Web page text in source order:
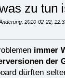
zu tun
2010-02-22,
immer
der
dürften